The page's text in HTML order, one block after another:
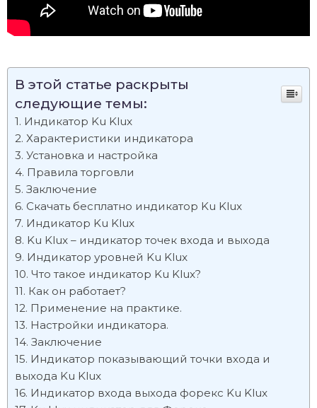
В этой статье раскрыты
следующие темы:
Индикатор Ku Klux
Характеристики индикатора
Установка и настройка
Правила торговли
Заключение
Скачать бесплатно индикатор Ku Klux
Индикатор Ku Klux
Ku Klux – индикатор точек входа и выхода
Индикатор уровней Ku Klux
Что такое индикатор Ku Klux?
Как он работает?
Применение на практике.
Настройки индикатора.
Заключение
Индикатор показывающий точки входа и
выхода Ku Klux
Индикатор входа выхода форекс Ku Klux